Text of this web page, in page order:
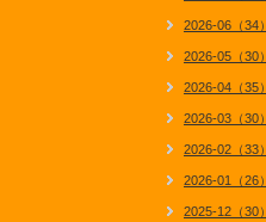
2026-06（34）
2026-05（30）
2026-04（35）
2026-03（30）
2026-02（33）
2026-01（26）
2025-12（30）